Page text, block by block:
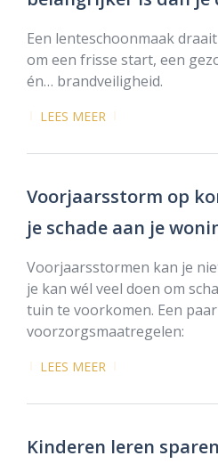
Een lenteschoonmaak
om een frisse start, een
én… brandveiligheid.
LEES MEER
Voorjaarsstorm op
je schade aan je
Voorjaarsstormen kan je
je kan wél veel doen om
tuin te voorkomen. Een
voorzorgsmaatregelen:
LEES MEER
Kinderen leren